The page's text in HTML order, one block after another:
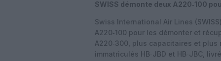
SWISS démonte deux A220‑100
Swiss International Air Lines
A220‑100 pour les démonter et
A220‑300, plus capacitaires et
immatriculés HB‑JBD et HB‑JBC,